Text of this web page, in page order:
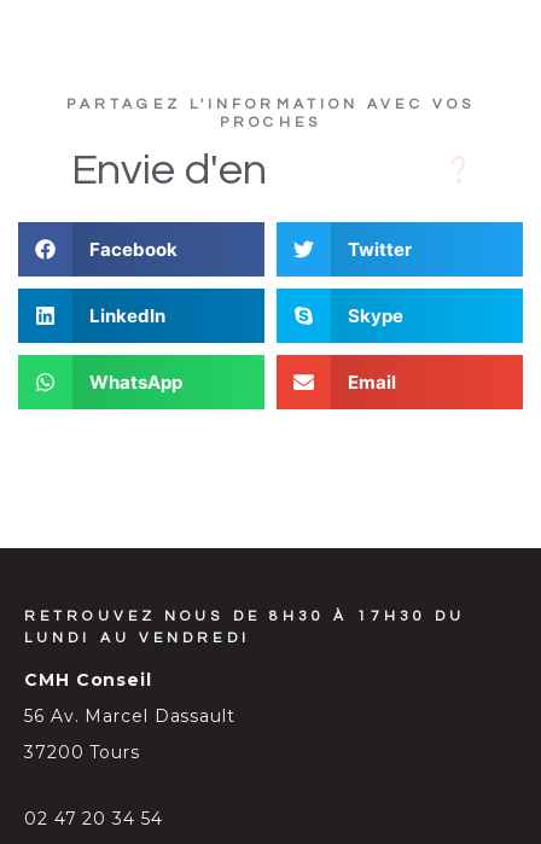
PARTAGEZ L'INFORMATION AVEC VOS
PROCHES
Envie d'en
Facebook Twitter
LinkedIn Skype
WhatsApp Email
RETROUVEZ NOUS DE 8H30 À 17H30 DU
LUNDI AU VENDREDI
CMH Conseil
56 Av. Marcel Dassault
37200 Tours
02 47 20 34 54